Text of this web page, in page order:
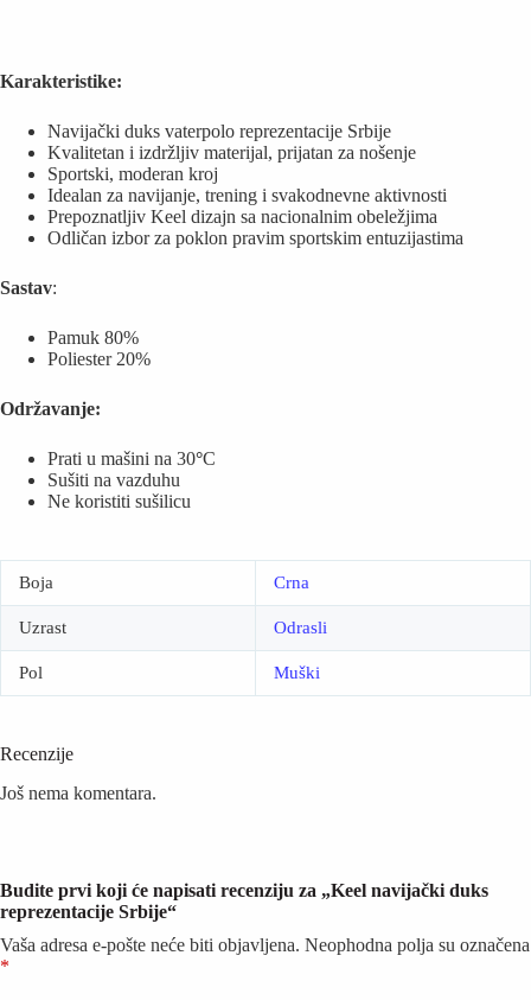
Karakteristike:
Navijački duks vaterpolo reprezentacije Srbije
Kvalitetan i izdržljiv materijal, prijatan za nošenje
Sportski, moderan kroj
Idealan za navijanje, trening i svakodnevne aktivnosti
Prepoznatljiv Keel dizajn sa nacionalnim obeležjima
Odličan izbor za poklon pravim sportskim entuzijastima
Sastav:
Pamuk 80%
Poliester 20%
Održavanje:
Prati u mašini na 30°C
Sušiti na vazduhu
Ne koristiti sušilicu
Boja Crna
Uzrast Odrasli
Pol Muški
Recenzije
Još nema komentara.
Budite prvi koji će napisati recenziju za „Keel navijački duks
reprezentacije Srbije“
Vaša adresa e-pošte neće biti objavljena. Neophodna polja su označena
*